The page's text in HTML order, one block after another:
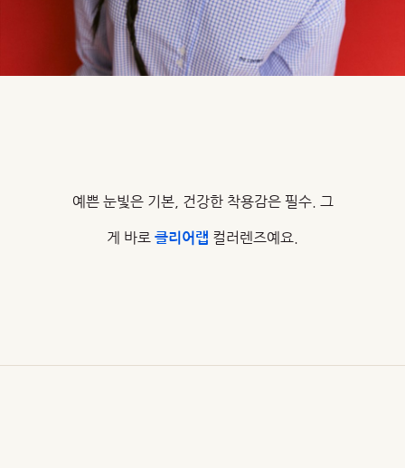
예쁜 눈빛은 기본, 건강한 착용감은 필수. 그
게 바로 클리어랩 컬러렌즈예요.